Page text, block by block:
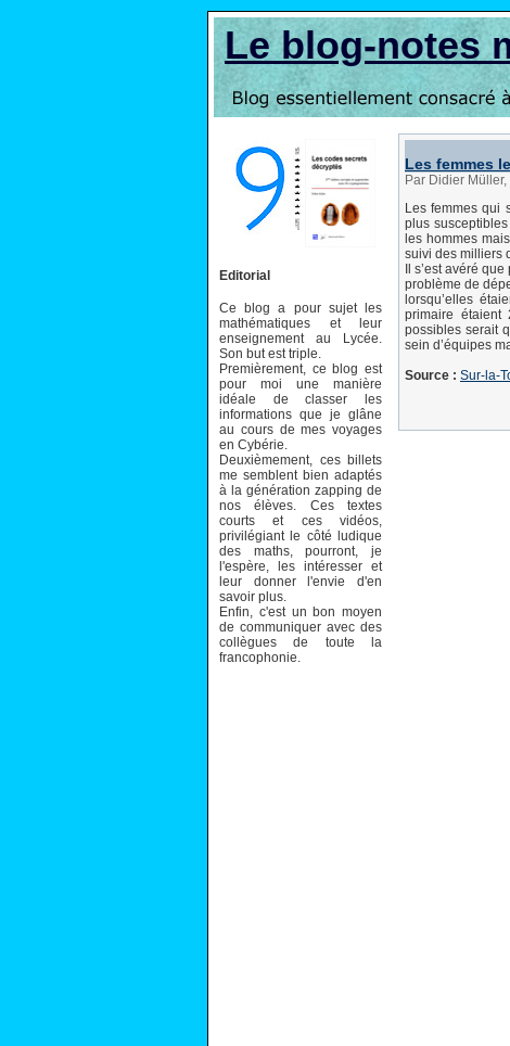
Le blog-notes
Editorial
Ce blog a pour sujet les
mathématiques et leur
enseignement au Lycée.
Son but est triple.
Premièrement, ce blog est
pour moi une manière
idéale de classer les
informations que je glâne
au cours de mes voyages
en Cybérie.
Deuxièmement, ces billets
me semblent bien adaptés
à la génération zapping de
nos élèves. Ces textes
courts et ces vidéos,
privilégiant le côté ludique
des maths, pourront, je
l'espère, les intéresser et
leur donner l'envie d'en
savoir plus.
Enfin, c'est un bon moyen
de communiquer avec des
collègues de toute la
francophonie.
Les femmes
Par Didier
Les femmes qui
plus
les hommes
suivi des milliers
Il s’est avéré
problème de
lorsqu’elles
primaire étaient
possibles serait
sein d’équipes
Source : Sur-la-